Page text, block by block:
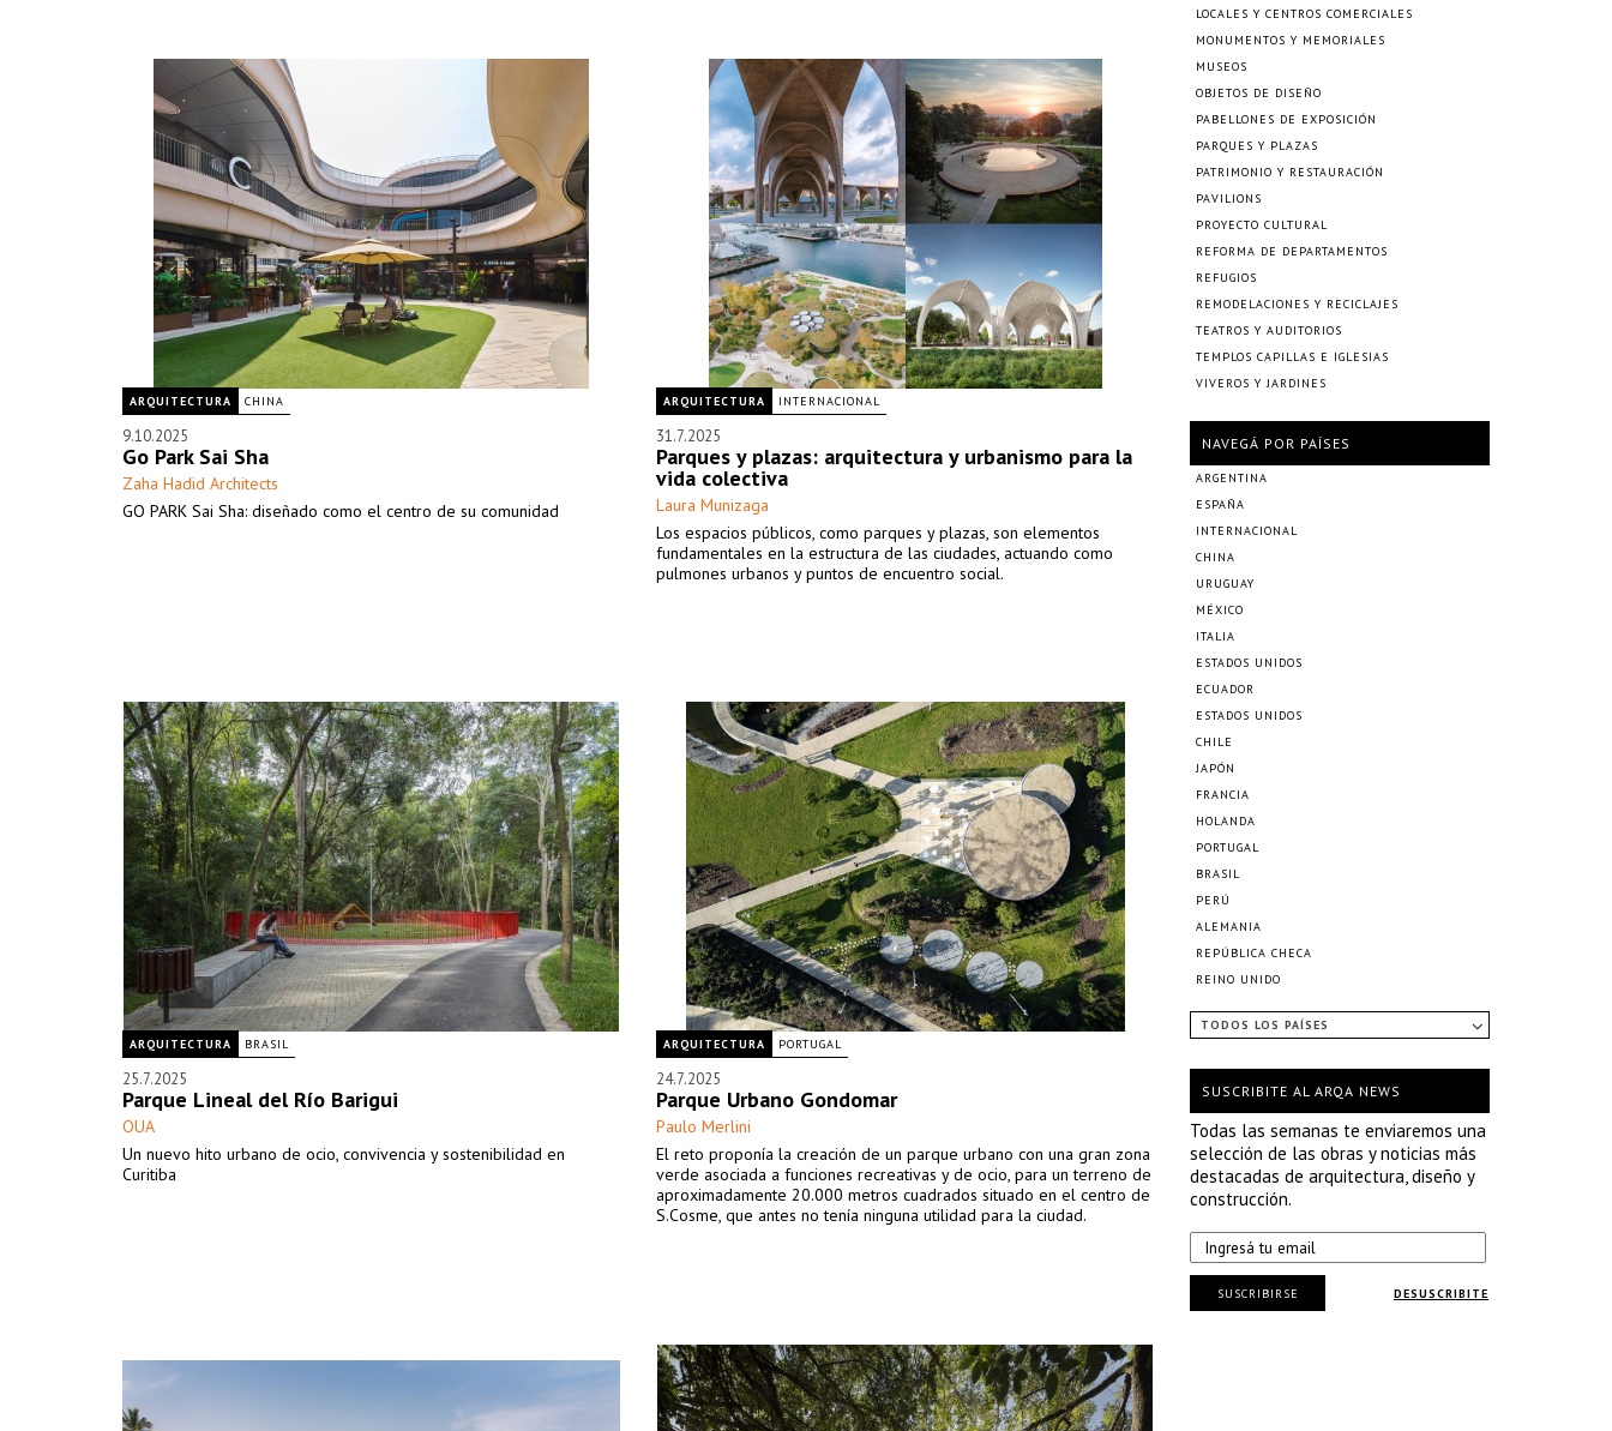
ARQUITECTURA CHINA
9.10.2025
Go Park Sai Sha
Zaha Hadid Architects
GO PARK Sai Sha: diseñado como el centro de su comunidad
ARQUITECTURA INTERNACIONAL
31.7.2025
Parques y plazas: arquitectura y urbanismo para la
vida colectiva
Laura Munizaga
Los espacios públicos, como parques y plazas, son elementos
fundamentales en la estructura de las ciudades, actuando como
pulmones urbanos y puntos de encuentro social.
ARQUITECTURA BRASIL
25.7.2025
Parque Lineal del Río Barigui
OUA
Un nuevo hito urbano de ocio, convivencia y sostenibilidad en
Curitiba
ARQUITECTURA PORTUGAL
24.7.2025
Parque Urbano Gondomar
Paulo Merlini
El reto proponía la creación de un parque urbano con una gran zona
verde asociada a funciones recreativas y de ocio, para un terreno de
aproximadamente 20.000 metros cuadrados situado en el centro de
S.Cosme, que antes no tenía ninguna utilidad para la ciudad.
LOCALES Y CENTROS COMERCIALES
MONUMENTOS Y MEMORIALES
MUSEOS
OBJETOS DE DISEÑO
PABELLONES DE EXPOSICIÓN
PARQUES Y PLAZAS
PATRIMONIO Y RESTAURACIÓN
PAVILIONS
PROYECTO CULTURAL
REFORMA DE DEPARTAMENTOS
REFUGIOS
REMODELACIONES Y RECICLAJES
TEATROS Y AUDITORIOS
TEMPLOS CAPILLAS E IGLESIAS
VIVEROS Y JARDINES
NAVEGÁ POR PAÍSES
ARGENTINA
ESPAÑA
INTERNACIONAL
CHINA
URUGUAY
MÉXICO
ITALIA
ESTADOS UNIDOS
ECUADOR
ESTADOS UNIDOS
CHILE
JAPÓN
FRANCIA
HOLANDA
PORTUGAL
BRASIL
PERÚ
ALEMANIA
REPÚBLICA CHECA
REINO UNIDO
TODOS LOS PAÍSES
SUSCRIBITE AL ARQA NEWS
Todas las semanas te enviaremos una
selección de las obras y noticias más
destacadas de arquitectura, diseño y
construcción.
DESUSCRIBITE
SUSCRIBIRSE